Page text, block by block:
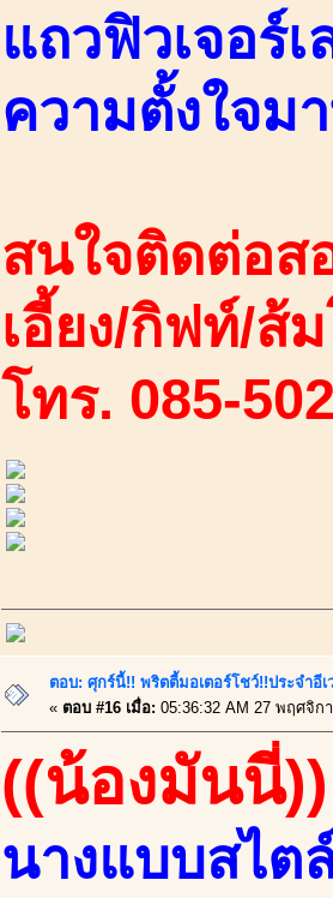
แถวฟิวเจอร์
ความตั้งใจม
สนใจติดต่อส
เอี้ยง/กิฟท์/ส้
โทร. 085-
ตอบ: ศุกร์นี้!! พริตตี้มอเตอร์โชว์!!ประจำอี
« ตอบ #16 เมื่อ: 05:36:32 AM 27 พฤศจิก
((น้องมันนี่))
นางแบบสไต